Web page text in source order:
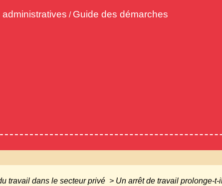
/ Guide des démarches
travail dans le secteur privé > Un arrêt de travail prolonge-